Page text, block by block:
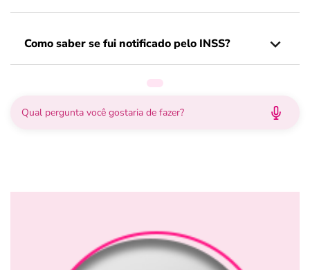
Como saber se fui notificado pelo INSS?